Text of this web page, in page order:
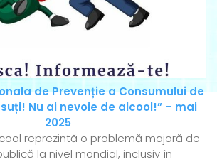
de Prevenție a Consumului de
Nu ai nevoie de alcool!” – mai
2025
reprezintă o problemă majoră de
la nivel mondial, inclusiv în